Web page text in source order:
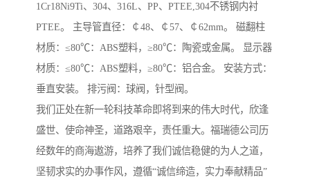
1Cr18Ni9Ti、304、316L、PP、PTEE,304不锈钢内衬
PTEE。 主导管直径：￠48、￠57、￠62mm。 磁翻柱
材质：≤80℃：ABS塑料，≥80℃：陶瓷或金属。 显示器
材质：≤80℃：ABS塑料，≥80℃：铝合金。 安装方式：
垂直安装。 排污阀：球阀，针型阀。
我们正处在新一轮科技革命即将到来的伟大时代，欣逢
盛世、使命神圣，道路艰辛，责任重大。福瑞德公司历
经数年的商海遨游，培养了我们诚信稳健的为人之道，
坚韧求实的办事作风，遵循“诚信缔造，实力奉献精品”